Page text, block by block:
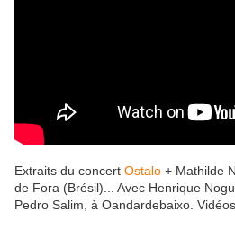
Extraits du concert Ostalo + Mathilde
de Fora (Brésil)... Avec Henrique
Pedro Salim, à Oandardebaixo.